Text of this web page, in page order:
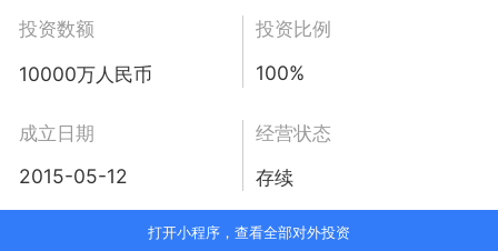
投资数额
10000万人民币
投资比例
100%
成立日期
2015-05-12
经营状态
存续
打开小程序，查看全部对外投资